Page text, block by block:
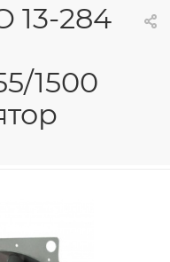
13-284
1500